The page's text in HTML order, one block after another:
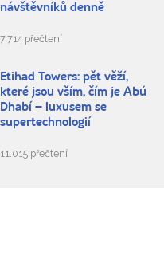
návštěvníků denně
7.714 přečtení
Etihad Towers: pět věží,
které jsou vším, čím je Abú
Dhabí – luxusem se
supertechnologií
11.015 přečtení